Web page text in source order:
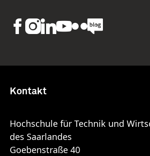
Kontakt
Hochschule für Technik und
des Saarlandes
Goebenstraße 40